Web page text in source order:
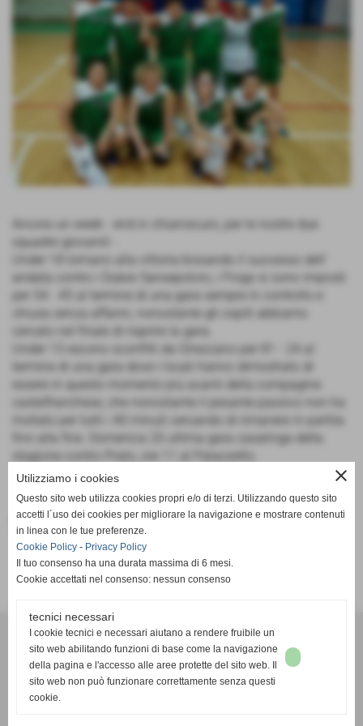
Ancora un week - end in chiaroscuro, per le nostre due
squadre giovanili :
Under 18 tornano alla vittoria bissando il successo dell´
andata contro i Dukes Sansepolcro, i Frogs si sono imposti
per 54 - 45 al termine di una gara sempre in controllo e
chiusa senza affanni, nonostante gli ospiti abbiamo
cercato nel finale di riaprire la gara.
Under 13 escono sconfitti da Ghezzano per 81 - 24 al
termine di una gara dove i locali hanno dimostrato di
essere in questo momento più avanti della compagine
castelfranchese, che nonostante il pesante passivo non ha
mollato per tutti i 40 minuti cercando di rimanere in partita
fino alla fine. Domenica 20 ultima gara casalinga della
stagione contro Prato, ore 11 al Palazzetto.
Fonte: Frogs
A. D. Pallacanestro Castelfranco Frogs
Via Rocco Scotellaro, 39 - CAP 56022 - Castelfranco di sotto (Pisa)
P.I. 01636130500
Tel. 3387540212
close
Utilizziamo i cookies
Questo sito web utilizza cookies propri e/o di terzi. Utilizzando questo sito
accetti l´uso dei cookies per migliorare la navigazione e mostrare contenuti
in linea con le tue preferenze.
Cookie Policy - Privacy Policy
Il tuo consenso ha una durata massima di 6 mesi.
Cookie accettati nel consenso: nessun consenso
tecnici necessari
I cookie tecnici e necessari aiutano a rendere fruibile un
sito web abilitando funzioni di base come la navigazione
della pagina e l'accesso alle aree protette del sito web. Il
sito web non può funzionare correttamente senza questi
cookie.